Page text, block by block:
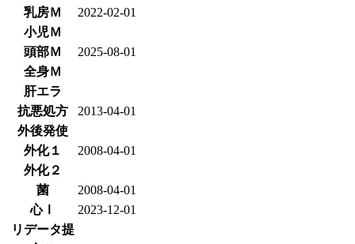
乳房Ｍ
2022-02-01
小児Ｍ
頭部Ｍ
2025-08-01
全身Ｍ
肝エラ
抗悪処方
2013-04-01
外後発使
外化１
2008-04-01
外化２
菌
2008-04-01
心Ⅰ
2023-12-01
リデータ提